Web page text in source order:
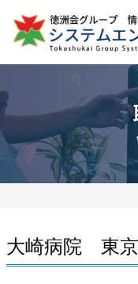
大崎病院 東